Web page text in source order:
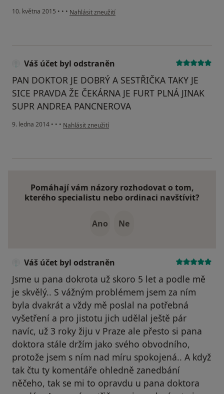
10. května 2015 • • • podle názoru uživatele Váš účet byl odstraněn
Nahlásit zneužití
Váš účet byl odstraněn
PAN DOKTOR JE DOBRÝ A SESTŘIČKA TAKY JE
SICE PRAVDA ŽE ČEKÁRNA JE FURT PLNÁ JINAK
SUPR ANDREA PANCNEROVA
9. ledna 2014 • • • podle názoru uživatele Váš účet byl odstraněn
Nahlásit zneužití
Pomáhají vám názory rozhodovat o tom,
kterého specialistu nebo ordinaci navštívit?
Ano Ne
Váš účet byl odstraněn
Jsme u pana dokrota už skoro 5 let a podle mě
je skvělý.. S vážným problémem jsem za ním
byla dvakrát a vždy mě poslal na potřebná
vyšetření a pro jistotu jich udělal ještě pár
navíc, už 3 roky žiju v Praze ale přesto si pana
doktora stále držím jako svého obvodního,
protože jsem s ním nad míru spokojená.. A když
tak čtu ty komentáře ohledně zanedbání
něčeho, tak se mi to opravdu u pana doktora